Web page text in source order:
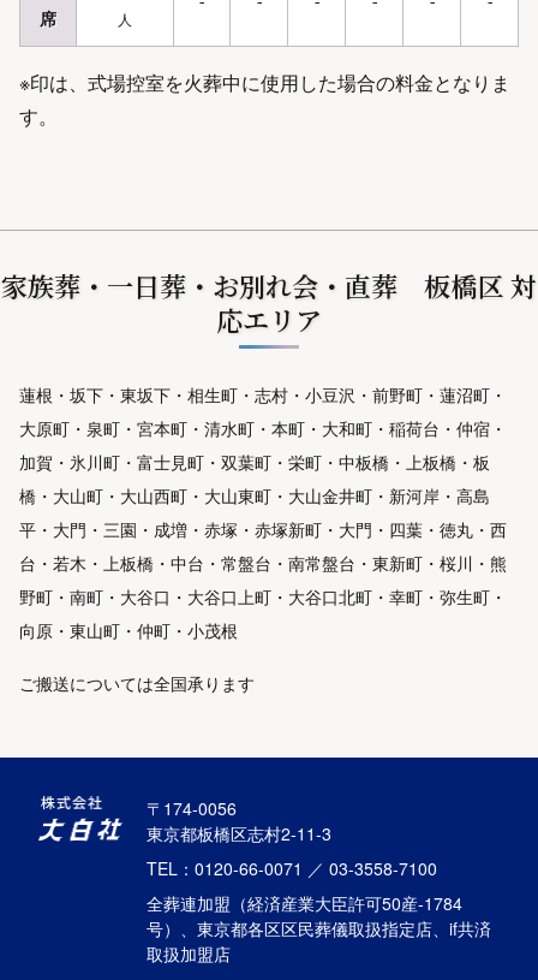
席
人
※印は、式場控室を火葬中に使用した場合の料金となりま
す。
家族葬・一日葬・お別れ会・直葬 板橋区 対
応エリア
蓮根・坂下・東坂下・相生町・志村・小豆沢・前野町・蓮沼町・
大原町・泉町・宮本町・清水町・本町・大和町・稲荷台・仲宿・
加賀・氷川町・富士見町・双葉町・栄町・中板橋・上板橋・板
橋・大山町・大山西町・大山東町・大山金井町・新河岸・高島
平・大門・三園・成増・赤塚・赤塚新町・大門・四葉・徳丸・西
台・若木・上板橋・中台・常盤台・南常盤台・東新町・桜川・熊
野町・南町・大谷口・大谷口上町・大谷口北町・幸町・弥生町・
向原・東山町・仲町・小茂根
ご搬送については全国承ります
〒174-0056
東京都板橋区志村2-11-3
TEL：0120-66-0071 ／ 03-3558-7100
全葬連加盟（経済産業大臣許可50産-1784
号）、東京都各区区民葬儀取扱指定店、if共済
取扱加盟店